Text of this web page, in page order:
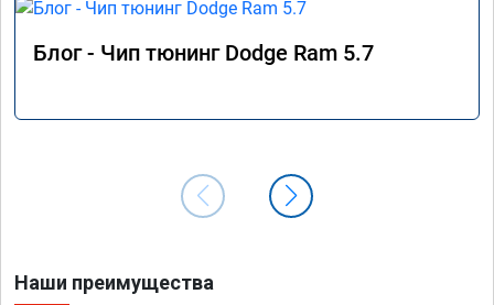
Блог - Чип тюнинг Dodge Ram 5.7
Наши преимущества